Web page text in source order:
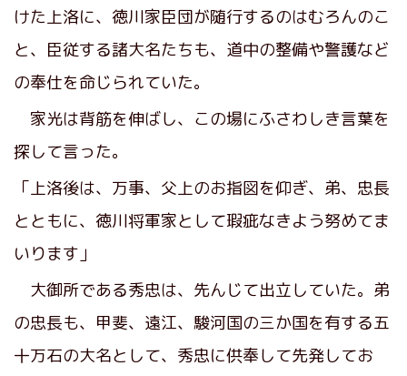
けた上洛に、徳川家臣団が随行するのはむろんのこ
と、臣従する諸大名たちも、道中の整備や警護など
の奉仕を命じられていた。
家光は背筋を伸ばし、この場にふさわしき言葉を
探して言った。
「上洛後は、万事、父上のお指図を仰ぎ、弟、忠長
とともに、徳川将軍家として瑕疵なきよう努めてま
いります」
大御所である秀忠は、先んじて出立していた。弟
の忠長も、甲斐、遠江、駿河国の三か国を有する五
十万石の大名として、秀忠に供奉して先発してお